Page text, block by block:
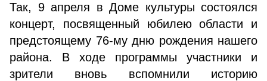
Так, 9 апреля в Доме культуры состоялся
концерт, посвященный юбилею области и
предстоящему 76-му дню рождения нашего
района. В ходе программы участники и
зрители вновь вспомнили историю